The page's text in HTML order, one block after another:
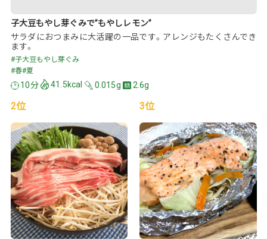
子大豆もやし芽ぐみで”もやしレモン”
サラダにおつまみに大活躍の一品です。アレンジもたくさんでき
ます。
#子大豆もやし芽ぐみ
#春#夏
10分 41.5kcal 0.015g 2.6g
2位 3位